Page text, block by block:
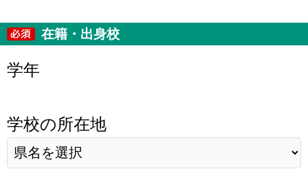
在籍・出身校
学年
学校の所在地